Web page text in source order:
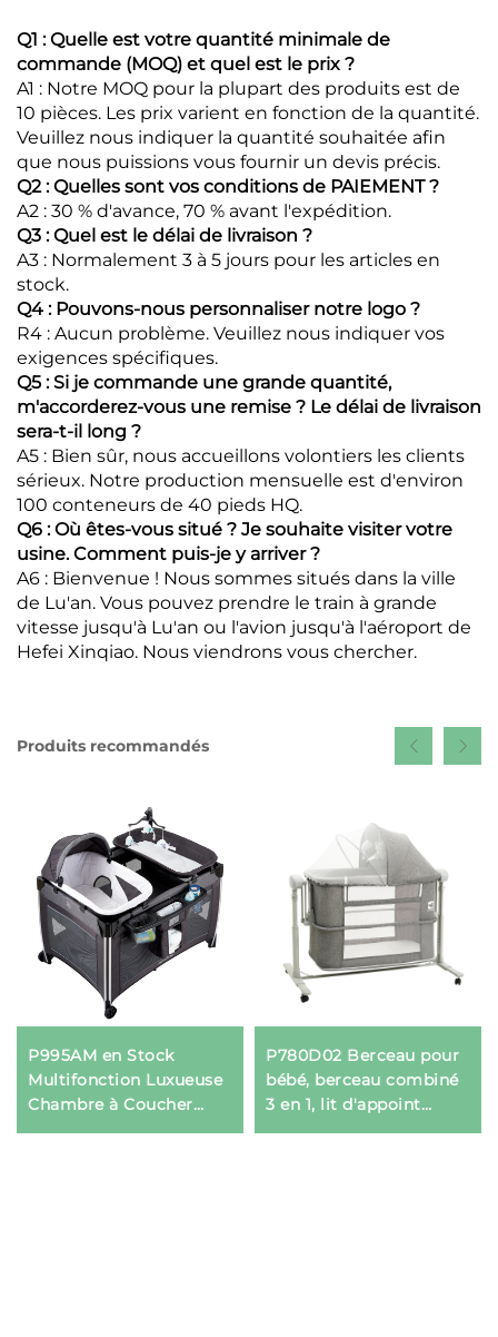
Q1 : Quelle est votre quantité minimale de
commande (MOQ) et quel est le prix ?
A1 : Notre MOQ pour la plupart des produits est de
10 pièces. Les prix varient en fonction de la quantité.
Veuillez nous indiquer la quantité souhaitée afin
que nous puissions vous fournir un devis précis.
Q2 : Quelles sont vos conditions de PAIEMENT ?
A2 : 30 % d'avance, 70 % avant l'expédition.
Q3 : Quel est le délai de livraison ?
A3 : Normalement 3 à 5 jours pour les articles en
stock.
Q4 : Pouvons-nous personnaliser notre logo ?
R4 : Aucun problème. Veuillez nous indiquer vos
exigences spécifiques.
Q5 : Si je commande une grande quantité,
m'accorderez-vous une remise ? Le délai de livraison
sera-t-il long ?
A5 : Bien sûr, nous accueillons volontiers les clients
sérieux. Notre production mensuelle est d'environ
100 conteneurs de 40 pieds HQ.
Q6 : Où êtes-vous situé ? Je souhaite visiter votre
usine. Comment puis-je y arriver ?
A6 : Bienvenue ! Nous sommes situés dans la ville
de Lu'an. Vous pouvez prendre le train à grande
vitesse jusqu'à Lu'an ou l'avion jusqu'à l'aéroport de
Hefei Xinqiao. Nous viendrons vous chercher.
Produits recommandés
P995AM en Stock
Multifonction Luxueuse
Chambre à Coucher
Berceau Pliable pour
P780D02 Berceau pour
bébé, berceau combiné
3 en 1, lit d'appoint
pliable facile à